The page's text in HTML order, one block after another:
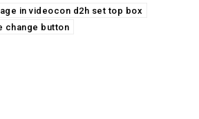
in videocon d2h set top box
change button